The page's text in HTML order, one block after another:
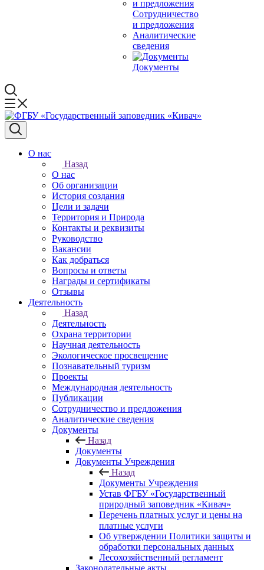
Сотрудничество
и предложения
Аналитические
сведения
Документы
О нас
Назад
О нас
Об организации
История создания
Цели и задачи
Территория и Природа
Контакты и реквизиты
Руководство
Вакансии
Как добраться
Вопросы и ответы
Награды и сертификаты
Отзывы
Деятельность
Назад
Деятельность
Охрана территории
Научная деятельность
Экологическое просвещение
Познавательный туризм
Проекты
Международная деятельность
Публикации
Сотрудничество и предложения
Аналитические сведения
Документы
Назад
Документы
Документы Учреждения
Назад
Документы Учреждения
Устав ФГБУ «Государственный
природный заповедник «Кивач»
Перечень платных услуг и цены на
платные услуги
Об утверждении Политики защиты и
обработки персональных данных
Лесохозяйственный регламент
Законодательные акты